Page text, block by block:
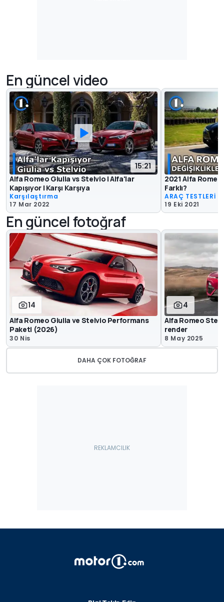
En güncel video
15:21
Alfa Romeo Giulia vs Stelvio | Alfa'lar
Kapışıyor | Karşı Karşıya
Karşılaştırma
17 Mar 2022
2021 Alfa
Farklı?
ARAÇ TESTLERİ
19 Eki 2021
En güncel fotoğraf
14
Alfa Romeo Giulia ve Stelvio Performans
Paketi (2026)
30 Nis
4
Alfa Romeo
render
8 May 2025
DAHA ÇOK FOTOĞRAF